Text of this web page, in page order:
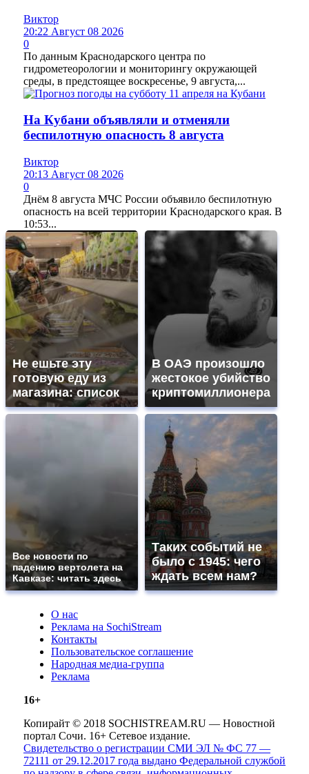
Виктор
20:22 Август 08 2026
0
По данным Краснодарского центра по
гидрометеорологии и мониторингу окружающей
среды, в предстоящее воскресенье, 9 августа,...
На Кубани объявляли и отменяли
беспилотную опасность 8 августа
Виктор
20:13 Август 08 2026
0
Днём 8 августа МЧС России объявило беспилотную
опасность на всей территории Краснодарского края. В
10:53...
Не ешьте эту
готовую еду из
магазина: список
В ОАЭ произошло
жестокое убийство
криптомиллионера
Все новости по
падению вертолета на
Кавказе: читать здесь
Таких событий не
было с 1945: чего
ждать всем нам?
О нас
Реклама на SochiStream
Контакты
Пользовательское соглашение
Народная медиа-группа
Реклама
16+
Копирайт © 2018 SOCHISTREAM.RU — Новостной
портал Сочи. 16+ Сетевое издание.
Свидетельство о регистрации СМИ ЭЛ № ФС 77 —
72111 от 29.12.2017 года выдано Федеральной службой